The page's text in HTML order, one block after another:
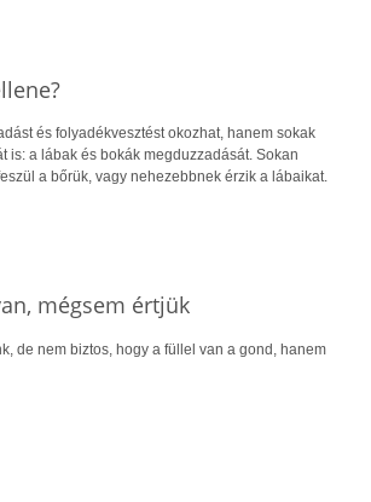
és folyadékvesztést okozhat, hanem sokak
is: a lábak és bokák megduzzadását. Sokan
a bőrük, vagy nehezebbnek érzik a lábaikat.
mégsem értjük
de nem biztos, hogy a füllel van a gond, hanem